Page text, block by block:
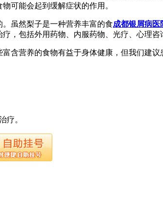
可能会起到缓解症状的作用。
虽然梨子是一种营养丰富的食成都银屑病医
，包括外用药物、内服药物、光疗、心理咨
含营养的食物有益于身体健康，但我们建
疗。